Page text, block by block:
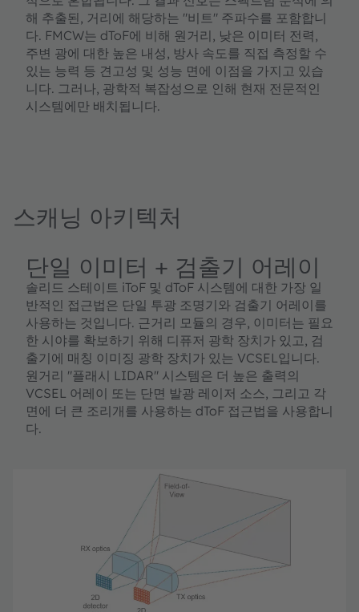
해 추출된, 거리에 해당하는 "비트" 주파수를 포함합니
다. FMCW는 dToF에 비해 원거리, 낮은 이미터 전력,
주변 광에 대한 높은 내성, 방사 속도를 직접 측정할 수
있는 능력 등 견고성 및 성능 면에 이점을 가지고 있습
니다. 그러나, 광학적 복잡성으로 인해 현재 전문적인
시스템에만 배치됩니다.
스캐닝 아키텍처
단일 이미터 + 검출기 어레이
솔리드 스테이트 iToF 및 dToF 시스템에 대한 가장 일
반적인 접근법은 단일 투광 조명기와 검출기 어레이를
사용하는 것입니다. 근거리 모듈의 경우, 이미터는 필요
한 시야를 확보하기 위해 디퓨저 광학 장치가 있고, 검
출기에 매칭 이미징 광학 장치가 있는 VCSEL입니다.
원거리 "플래시 LIDAR" 시스템은 더 높은 출력의
VCSEL 어레이 또는 단면 발광 레이저 소스, 그리고 각
면에 더 큰 조리개를 사용하는 dToF 접근법을 사용합니
다.